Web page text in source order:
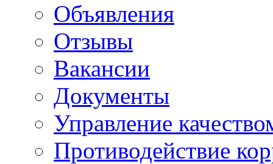
Объявления
Отзывы
Вакансии
Документы
Управление
Противодействие